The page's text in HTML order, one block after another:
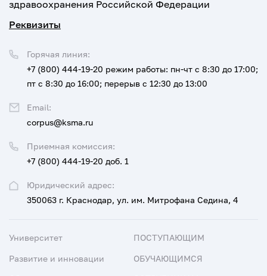
здравоохранения Российской Федерации
Реквизиты
Юридический адрес:
350063 г. Краснодар, ул. им. Митрофана Седина, 4
Приемная комиссия:
+7 (800) 444-19-20 доб. 1
Горячая линия:
+7 (800) 444-19-20 режим работы: пн-чт с 8:30 до 17:00;
пт с 8:30 до 16:00; перерыв с 12:30 до 13:00
Email:
corpus@ksma.ru
Университет
Развитие и инновации
ПОСТУПАЮЩИМ
ОБУЧАЮЩИМСЯ